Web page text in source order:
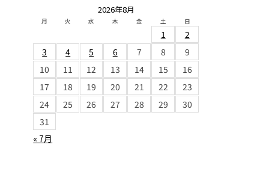
2026年8月
月 火 水 木 金 土 日
« 7月
1
2
3
4 5 6 7 8
9
10
11 12 13 14 15
16
17
18 19 20 21 22
23
24
25 26 27 28 29
30
31